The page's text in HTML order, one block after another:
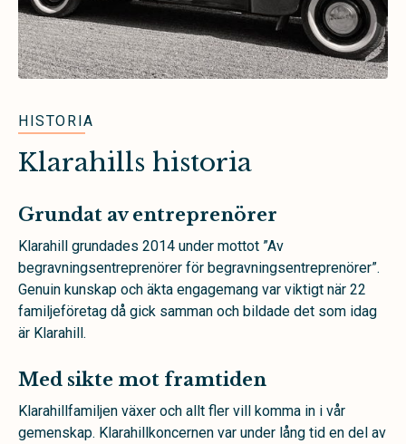
HISTORIA
Klarahills historia
Grundat av entreprenörer
Klarahill grundades 2014 under mottot ”Av
begravningsentreprenörer för begravningsentreprenörer”.
Genuin kunskap och äkta engagemang var viktigt när 22
familjeföretag då gick samman och bildade det som idag
är Klarahill.
Med sikte mot framtiden
Klarahillfamiljen växer och allt fler vill komma in i vår
gemenskap. Klarahillkoncernen var under lång tid en del av